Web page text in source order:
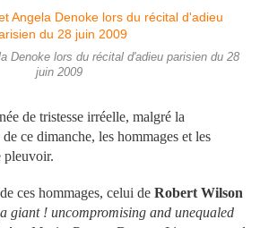
Denoke lors du récital d'adieu parisien du 28
juin 2009
de tristesse irréelle, malgré la
ce dimanche, les hommages et les
pleuvoir.
ces hommages, celui de Robert Wilson
giant ! uncompromising and unequaled